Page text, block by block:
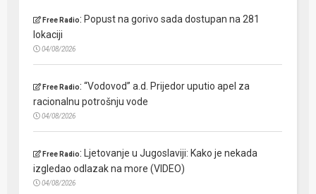
Free Radio: Popust na gorivo sada dostupan na 281
lokaciji
04/08/2026
Free Radio:“Vodovod” a.d. Prijedor uputio apel za
racionalnu potrošnju vode
04/08/2026
Free Radio:
Ljetovanje u Jugoslaviji: Kako je nekada
izgledao odlazak na more (VIDEO)
04/08/2026